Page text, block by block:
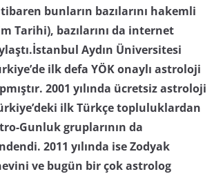
bunların bazılarını hakemli
Tarihi), bazılarını da internet
Aydın Üniversitesi
ilk defa YÖK onaylı astroloji
2001 yılında ücretsiz astroloji
ilk Türkçe topluluklardan
Gunluk gruplarının da
2011 yılında ise Zodyak
ve bugün bir çok astrolog